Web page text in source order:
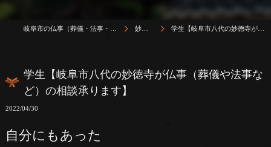
妙徳寺たより 学生【岐阜市八代の妙徳寺が仏事（葬儀や法事など）の相談承ります】
学生【岐阜市八代の妙徳寺が仏事（葬儀や法事な
ど）の相談承ります】
2022/04/30
自分にもあった